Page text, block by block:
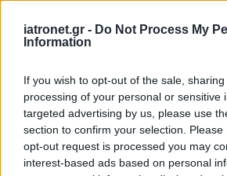
iatronet.gr - Do Not Process My
Information
If you wish to opt-out of the sale,
processing of your personal or sensitive
targeted advertising by us, please use
section to confirm your selection.
opt-out request is processed you may
interest-based ads based on personal